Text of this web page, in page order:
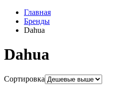
Главная
Бренды
Dahua
Dahua
Сортировка